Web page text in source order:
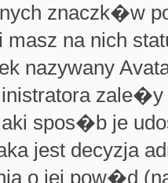
masz na nich
nazywany
spos�b je
jest decyzja
o jej pow�d